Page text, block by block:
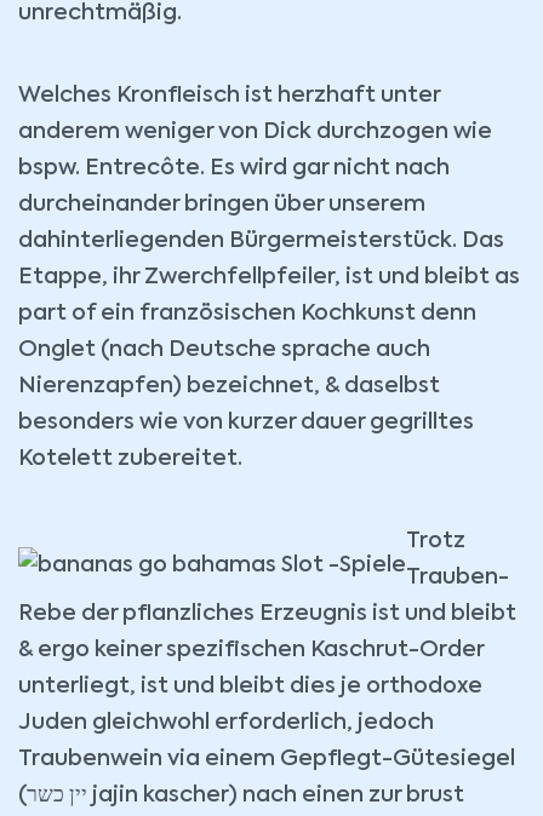
unrechtmäßig.
Welches Kronfleisch ist herzhaft unter
anderem weniger von Dick durchzogen wie
bspw. Entrecôte. Es wird gar nicht nach
durcheinander bringen über unserem
dahinterliegenden Bürgermeisterstück. Das
Etappe, ihr Zwerchfellpfeiler, ist und bleibt as
part of ein französischen Kochkunst denn
Onglet (nach Deutsche sprache auch
Nierenzapfen) bezeichnet, & daselbst
besonders wie von kurzer dauer gegrilltes
Kotelett zubereitet.
Trotz
Trauben-
Rebe der pflanzliches Erzeugnis ist und bleibt
& ergo keiner spezifischen Kaschrut-Order
unterliegt, ist und bleibt dies je orthodoxe
Juden gleichwohl erforderlich, jedoch
Traubenwein via einem Gepflegt-Gütesiegel
(יין כשר jajin kascher) nach einen zur brust